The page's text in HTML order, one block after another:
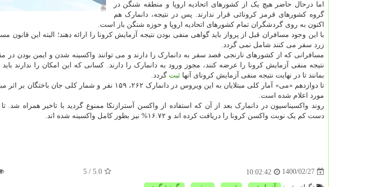
اما درحال حاضر هیچ یک از کشورهای اتحادیه اروپا و منطقه شنگن در
گروه کشورهای قرمز کرونائی قرار ندارند. پس در نتیجه، دانمارک هم
اکنون به روی گردشگران تمام کشورهای اتحادیه اروپا و حوزه شنگن باز است.
با این وجود مسافران قبل از پرواز باید گواهی منفی بودن نتیجه آزمایش کرونا را ارائه دهند؛ البته این قانون
زرد سفر می کنند شامل نمی گردد.
مسافرانی که از کشورهای نارنجی قصد سفر به دانمارک را دارند و می توانند واکسینه شدن و ایمن بودن در
نتیجه منفی آزمایش کرونا را عرضه کنند، مجوز ورود به دانمارک را دارند. کسانی که این امکان را ندارند
بمانند تا در نهایت نتیجه منفی آزمایش کرونای آنها ثبت گردد.
مورد اعلام شده است.
دست کم یک نوبت واکسن کرونا را دریافت کرده اند و ۱۶.۷۲% نیز بطور کامل واکسینه شده اند.
1400/02/27
10:02:42
5.0
/ 5